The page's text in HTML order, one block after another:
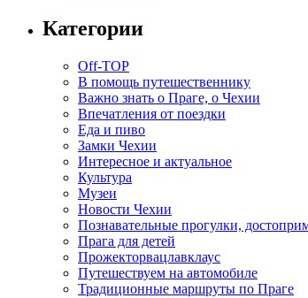
Категории
Off-TOP
В помощь путешественнику
Важно знать о Праге, о Чехии
Впечатления от поездки
Еда и пиво
Замки Чехии
Интересное и актуальное
Культура
Музеи
Новости Чехии
Познавательные прогулки,
Прага для детей
Прожекторвацлавклаус
Путешествуем на автомобиле
Традиционные маршруты по Праге